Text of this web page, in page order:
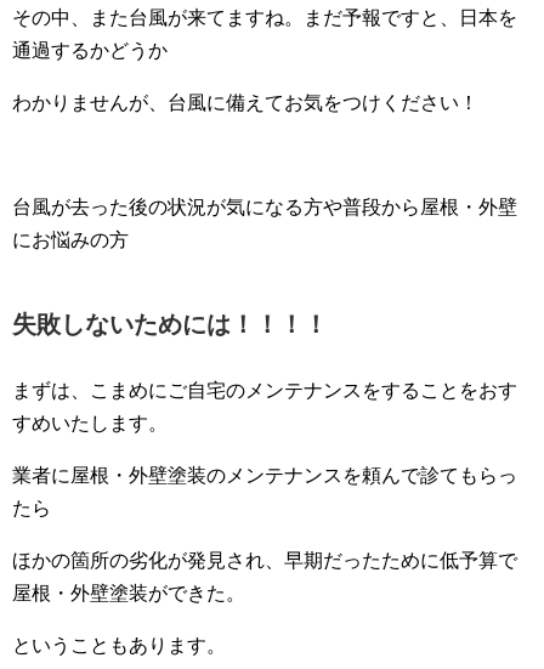
その中、また台風が来てますね。まだ予報ですと、日本を
通過するかどうか
わかりませんが、台風に備えてお気をつけください！
台風が去った後の状況が気になる方や普段から屋根・外壁
にお悩みの方
失敗しないためには！！！！
まずは、こまめにご自宅のメンテナンスをすることをおす
すめいたします。
業者に屋根・外壁塗装のメンテナンスを頼んで診てもらっ
たら
ほかの箇所の劣化が発見され、早期だったために低予算で
屋根・外壁塗装ができた。
ということもあります。